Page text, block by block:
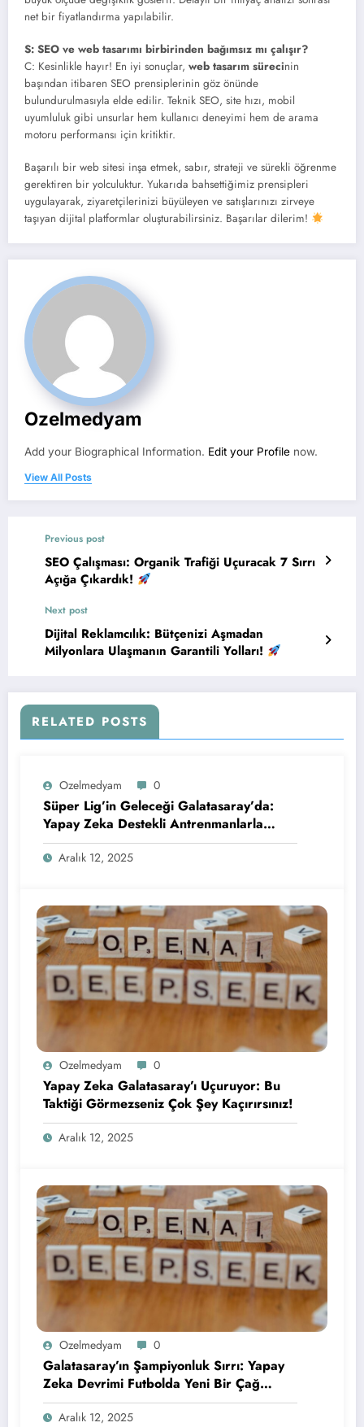
net bir fiyatlandırma yapılabilir.
S: SEO ve web tasarımı birbirinden bağımsız mı çalışır?
C: Kesinlikle hayır! En iyi sonuçlar, web tasarım sürecinin
başından itibaren SEO prensiplerinin göz önünde
bulundurulmasıyla elde edilir. Teknik SEO, site hızı, mobil
uyumluluk gibi unsurlar hem kullanıcı deneyimi hem de arama
motoru performansı için kritiktir.
Başarılı bir web sitesi inşa etmek, sabır, strateji ve sürekli öğrenme
gerektiren bir yolculuktur. Yukarıda bahsettiğimiz prensipleri
uygulayarak, ziyaretçilerinizi büyüleyen ve satışlarınızı zirveye
taşıyan dijital platformlar oluşturabilirsiniz. Başarılar dilerim!
Ozelmedyam
Add your Biographical Information. Edit your Profile now.
View All Posts
Previous post
SEO Çalışması: Organik Trafiği Uçuracak 7 Sırrı
Açığa Çıkardık!
Next post
Dijital Reklamcılık: Bütçenizi Aşmadan
Milyonlara Ulaşmanın Garantili Yolları!
RELATED POSTS
Ozelmedyam 0
Süper Lig’in Geleceği Galatasaray’da:
Yapay Zeka Destekli Antrenmanlarla
Rekorlara Koşuyorlar!
Aralık 12, 2025
Ozelmedyam 0
Yapay Zeka Galatasaray’ı Uçuruyor: Bu
Taktiği Görmezseniz Çok Şey Kaçırırsınız!
Aralık 12, 2025
Ozelmedyam 0
Galatasaray’ın Şampiyonluk Sırrı: Yapay
Zeka Devrimi Futbolda Yeni Bir Çağ
Başlatıyor!
Aralık 12, 2025